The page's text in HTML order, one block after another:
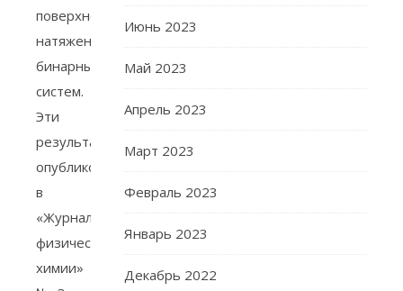
поверхностного
натяжения
бинарных
систем.
Эти
результаты
опубликованы
в
«Журнале
физической
химии»
Июнь 2023
Май 2023
Апрель 2023
Март 2023
Февраль 2023
Январь 2023
Декабрь 2022